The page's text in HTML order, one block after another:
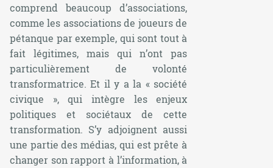
comprend beaucoup d’associations,
comme les associations de joueurs de
pétanque par exemple, qui sont tout à
fait légitimes, mais qui n’ont pas
particulièrement de volonté
transformatrice. Et il y a la « société
civique », qui intègre les enjeux
politiques et sociétaux de cette
transformation. S’y adjoignent aussi
une partie des médias, qui est prête à
changer son rapport à l’information, à